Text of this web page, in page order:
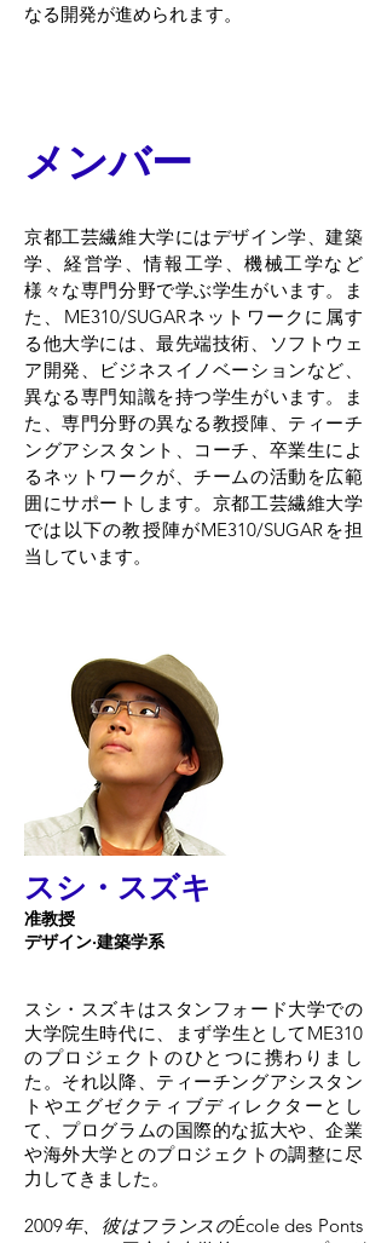
なる開発が進められます。
メンバー
京都工芸繊維大学にはデザイン学、建築
学、経営学、情報工学、機械工学など
様々な専門分野で学ぶ学生がいます。ま
た、 ME310/SUGARネットワークに属す
る他大学には、最先端技術、ソフトウェ
ア開発、ビジネスイノベーションなど、
異なる専門知識を持つ学生がいます。ま
た、専門分野の異なる教授陣、ティーチ
ングアシスタント、コーチ、卒業生によ
るネットワークが、チームの活動を広範
囲にサポートします。京都工芸繊維大学
では以下の教授陣がME310/SUGARを担
当しています。
スシ・スズキ
准教授
デザイン·建築学系
スシ・スズキはスタンフォード大学での
大学院生時代に、まず学生としてME310
のプロジェクトのひとつに携わりまし
た。それ以降、ティーチングアシスタン
トやエグゼクティブディレクターとし
て、プログラムの国際的な拡大や、企業
や海外大学とのプロジェクトの調整に尽
力してきました。
2009年、彼はフランスのÉcole des Ponts